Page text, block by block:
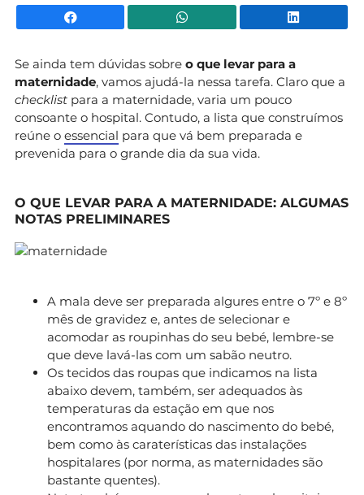
Facebook WhatsApp
Se ainda tem dúvidas sobre o que levar para a
maternidade, vamos ajudá-la nessa tarefa. Claro que a
checklist para a maternidade, varia um pouco
consoante o hospital. Contudo, a lista que construímos
reúne o essencial para que vá bem preparada e
prevenida para o grande dia da sua vida.
O QUE LEVAR PARA A MATERNIDADE: ALGUMAS
NOTAS PRELIMINARES
A mala deve ser preparada algures entre o 7º e 8º
mês de gravidez e, antes de selecionar e
acomodar as roupinhas do seu bebé, lembre-se
que deve lavá-las com um sabão neutro.
Os tecidos das roupas que indicamos na lista
abaixo devem, também, ser adequados às
temperaturas da estação em que nos
encontramos aquando do nascimento do bebé,
bem como às caraterísticas das instalações
hospitalares (por norma, as maternidades são
bastante quentes).